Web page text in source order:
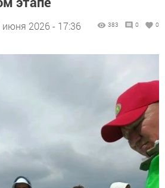
июня 2026 - 17:36 383 0 0